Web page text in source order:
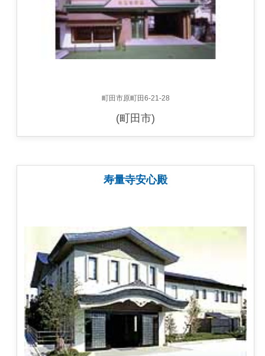
町田市原町田6-21-28
(町田市)
寿量寺安心殿